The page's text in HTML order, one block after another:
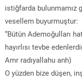
istiğfarda bulunmamız
vesellem buyurmuştur:
“Bütün Ademoğulları
hayırlısı tevbe
Amr radıyallahu anh)
O yüzden bize düşen,